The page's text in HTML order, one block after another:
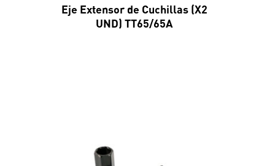
Eje Extensor de Cuchillas (X2
UND) TT65/65A